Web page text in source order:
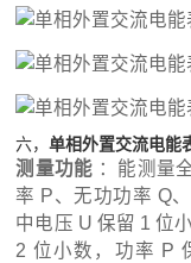
六，单相外置交流电能
测量功能 ：能测量
率 P、无功功率 Q
中电压 U 保留 1 位
2 位小数，功率 P